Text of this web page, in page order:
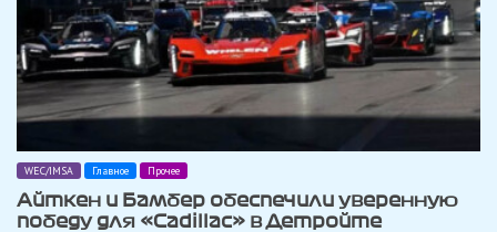
WEC/IMSA Главное Прочее
Айткен и Бамбер обеспечили уверенную
победу для «Cadillac» в Детройте